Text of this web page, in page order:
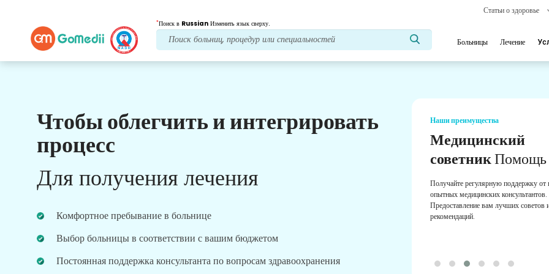
Статьи о здоровье
*Поиск в Russian Изменить язык сверху.
Больницы Лечение
Чтобы облегчить и интегрировать
процесс
Для получения лечения
Комфортное пребывание в больнице
Выбор больницы в соответствии с вашим бюджетом
Постоянная поддержка консультанта по вопросам здравоохранения
Наши преимущества
Лечение после
последующий уход
Получите круглосуточную медицинскую
Регулярные обновления о ваших потребностях в
Наши преимущества
Медицинский
советникПомощь
Получайте регулярную поддержку от
опытных медицинских консультантов.
Предоставление вам лучших советов
рекомендаций.